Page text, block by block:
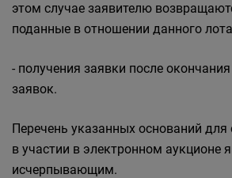
этом случае заявителю
поданные в отношении данного
- получения заявки после
заявок.
Перечень указанных оснований для
в участии в электронном аукционе
исчерпывающим.